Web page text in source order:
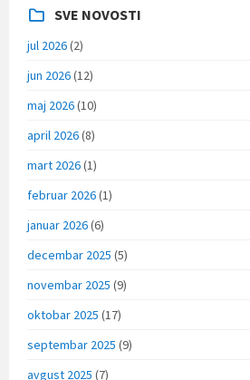
SVE NOVOSTI
jul 2026(2)
jun 2026(12)
maj 2026(10)
april 2026(8)
mart 2026(1)
februar 2026(1)
januar 2026(6)
decembar 2025 (5)
novembar 2025 (9)
oktobar 2025 (17)
septembar 2025 (9)
avgust 2025 (7)